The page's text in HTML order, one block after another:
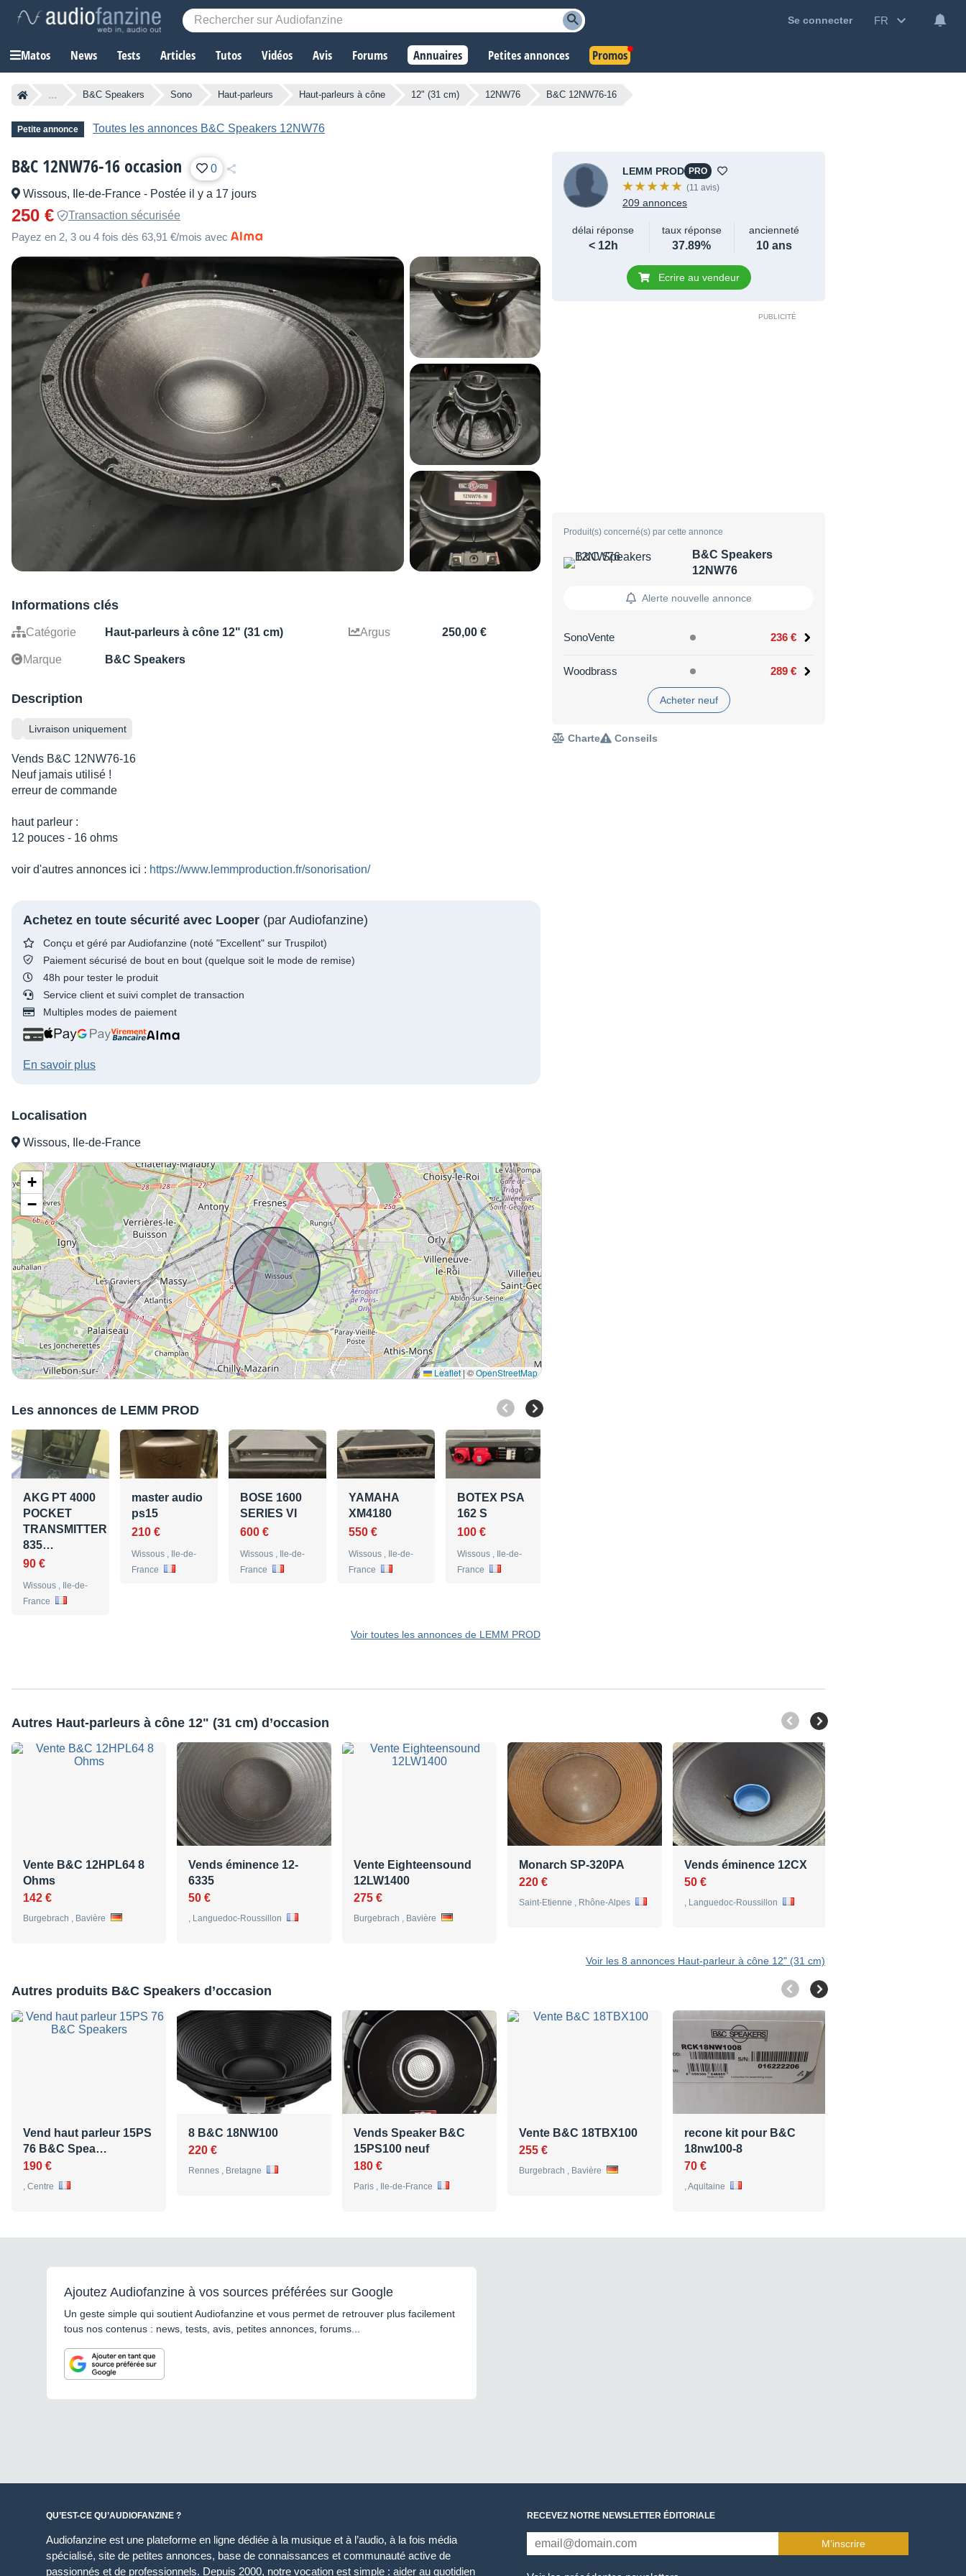
Se connecter FR
Matos News Tests Articles Tutos Vidéos Avis Forums Annuaires Petites annonces Promos
... B&C Speakers Sono Haut-parleurs Haut-parleurs à cône 12" (31 cm) 12NW76 B&C 12NW76-16
Petite annonce Toutes les annonces B&C Speakers 12NW76
B&C 12NW76-16 occasion 0
Wissous, Ile-de-France - Postée il y a 17 jours
250 €
Transaction sécurisée
Payez en 2, 3 ou 4 fois dès 63,91 €/mois avec
Informations clés
Catégorie Haut-parleurs à cône 12" (31 cm) Argus 250,00 €
Marque B&C Speakers
Description
Livraison uniquement
Vends B&C 12NW76-16
Neuf jamais utilisé !
erreur de commande
haut parleur :
12 pouces - 16 ohms
voir d'autres annonces ici : https://www.lemmproduction.fr/sonorisation/
Achetez en toute sécurité avec Looper (par Audiofanzine)
Conçu et géré par Audiofanzine (noté "Excellent" sur Truspilot)
Paiement sécurisé de bout en bout (quelque soit le mode de remise)
48h pour tester le produit
Service client et suivi complet de transaction
Multiples modes de paiement
En savoir plus
Localisation
Wissous, Ile-de-France
+
−
Leaflet|©OpenStreetMap
Les annonces de LEMM PROD
AKG PT 4000
POCKET
TRANSMITTER
835…
90 €
Wissous , Ile-de-
France
master audio
ps15
210 €
Wissous , Ile-de-
France
BOSE 1600
SERIES VI
600 €
Wissous , Ile-de-
France
YAMAHA
XM4180
550 €
Wissous , Ile-de-
France
BOTEX PSA
162 S
100 €
Wissous , Ile-de-
France
Voir toutes les annonces de LEMM PROD
LEMM PROD PRO
(11 avis)
209 annonces
délai réponse
< 12h
taux réponse
37.89%
ancienneté
10 ans
Ecrire au vendeur
Produit(s) concerné(s) par cette annonce
B&C Speakers
12NW76
Alerte nouvelle annonce
SonoVente 236 €
Woodbrass 289 €
Acheter neuf
Charte Conseils
Autres Haut-parleurs à cône 12" (31 cm) d’occasion
Vente B&C 12HPL64 8
Ohms
142 €
Burgebrach , Bavière
Vends éminence 12-
6335
50 €
, Languedoc-Roussillon
Vente Eighteensound
12LW1400
275 €
Burgebrach , Bavière
Monarch SP-320PA
220 €
Saint-Etienne , Rhône-Alpes
Vends éminence 12CX
50 €
, Languedoc-Roussillon
Voir les 8 annonces Haut-parleur à cône 12" (31 cm)
Autres produits B&C Speakers d’occasion
Vend haut parleur 15PS
76 B&C Spea…
190 €
, Centre
8 B&C 18NW100
220 €
Rennes , Bretagne
Vends Speaker B&C
15PS100 neuf
180 €
Paris , Ile-de-France
Vente B&C 18TBX100
255 €
Burgebrach , Bavière
recone kit pour B&C
18nw100-8
70 €
, Aquitaine
Ajoutez Audiofanzine à vos sources préférées sur Google
Un geste simple qui soutient Audiofanzine et vous permet de retrouver plus facilement
tous nos contenus : news, tests, avis, petites annonces, forums...
QU’EST-CE QU’AUDIOFANZINE ?
Audiofanzine est une plateforme en ligne dédiée à la musique et à l’audio, à la fois média
spécialisé, site de petites annonces, base de connaissances et communauté active de
passionnés et de professionnels. Depuis 2000, notre vocation est simple : aider au quotidien
RECEVEZ NOTRE NEWSLETTER ÉDITORIALE
M’inscrire